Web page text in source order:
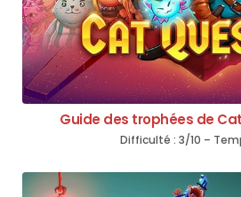
Guide des trophées de
Difficulté : 3/10 –